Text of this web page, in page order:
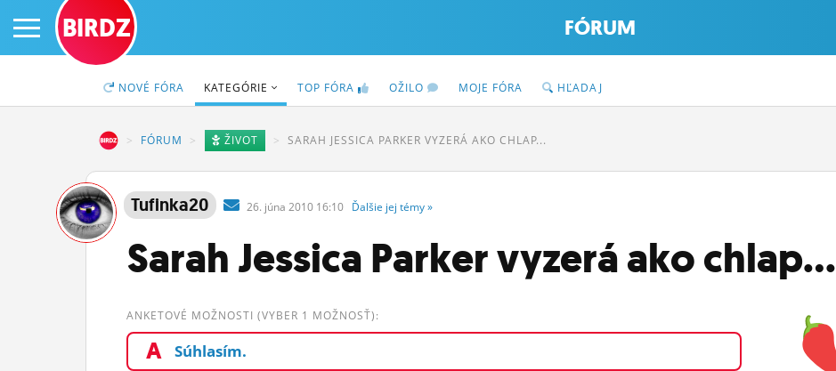
PRIHLÁS SA
ČINŽIAK
FÓRUM
STATUSY
BIRDZ FÓRUM
NOVÉ FÓRA KATEGÓRIE TOP FÓRA OŽILO MOJE FÓRA HĽADAJ
FÓRUM ŽIVOT SARAH JESSICA PARKER VYZERÁ AKO CHLAP...
Tufinka20 26. júna 2010 16:10 Ďalšie jej témy»
Sarah Jessica Parker vyzerá ako chlap...
ANKETOVÉ MOŽNOSTI (VYBER 1 MOŽNOSŤ):
A Súhlasím.